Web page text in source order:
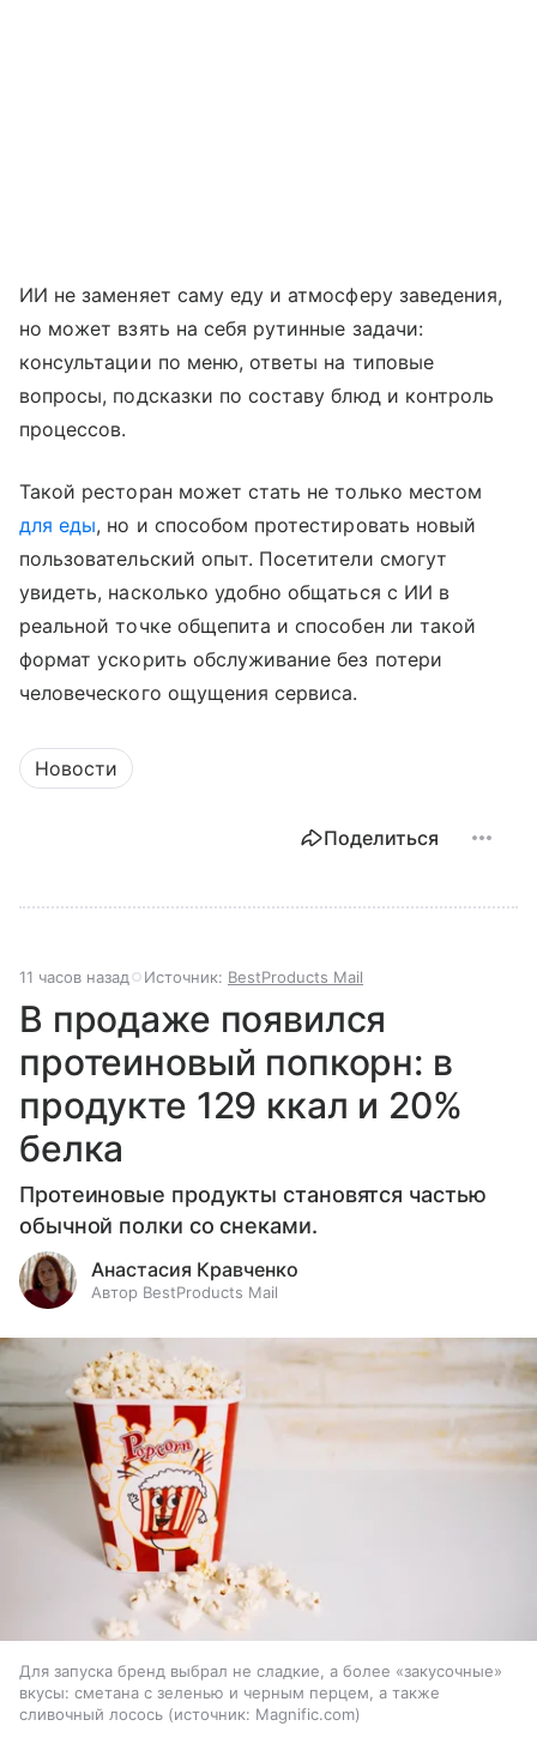
ИИ не заменяет саму еду и атмосферу заведения,
но может взять на себя рутинные задачи:
консультации по меню, ответы на типовые
вопросы, подсказки по составу блюд и контроль
процессов.
Такой ресторан может стать не только местом
для еды, но и способом протестировать новый
пользовательский опыт. Посетители смогут
увидеть, насколько удобно общаться с ИИ в
реальной точке общепита и способен ли такой
формат ускорить обслуживание без потери
человеческого ощущения сервиса.
Новости
Поделиться
11 часов назад Источник: BestProducts Mail
В продаже появился
протеиновый попкорн: в
продукте 129 ккал и 20%
белка
Протеиновые продукты становятся частью
обычной полки со снеками.
Анастасия Кравченко
Автор BestProducts Mail
Для запуска бренд выбрал не сладкие, а более «закусочные»
вкусы: сметана с зеленью и черным перцем, а также
сливочный лосось
источник: Magnific.com